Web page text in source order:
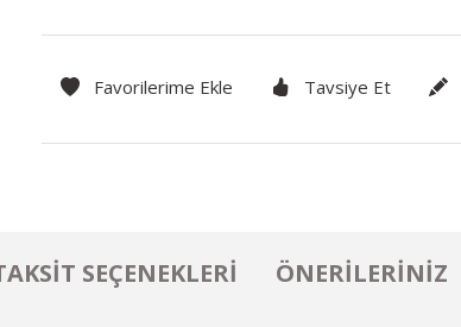
Tavsiye Et
SEÇENEKLERI ÖNERILERINIZ